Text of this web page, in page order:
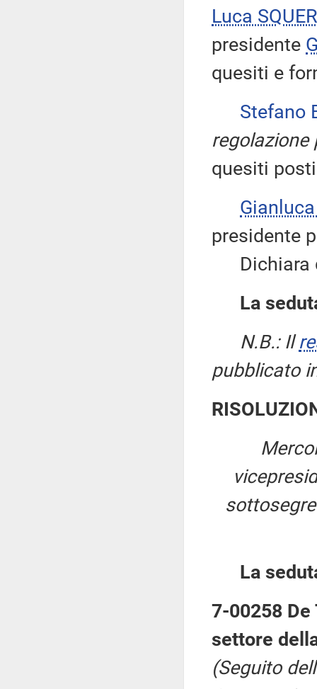
Luca
presidente
quesiti e
Stefano
regolazione
quesiti
presidente
Dichiara
La
N.B.: Il
pubblicato
La
7-00258
settore
(Seguito